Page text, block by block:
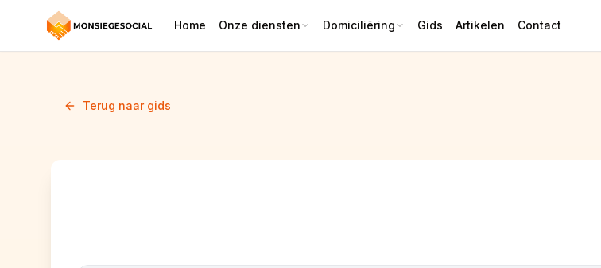
Home Onze diensten Domiciliëring Gids Artikelen Contact
Terug naar gids